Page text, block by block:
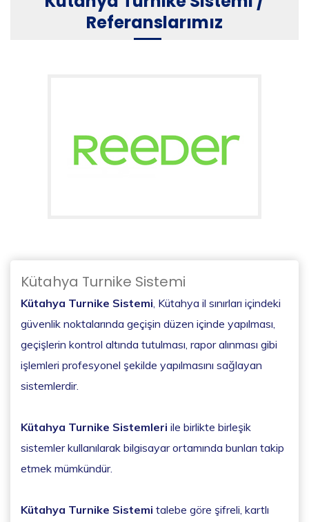
Referanslarımız
Kütahya Turnike Sistemi
Kütahya Turnike Sistemi , Kütahya il sınırları içindeki
güvenlik noktalarında geçişin düzen içinde yapılması,
geçişlerin kontrol altında tutulması, rapor alınması gibi
işlemleri profesyonel şekilde yapılmasını sağlayan
sistemlerdir.
Kütahya Turnike Sistemleri ile birlikte birleşik
sistemler kullanılarak bilgisayar ortamında bunları takip
etmek mümkündür.
Kütahya Turnike Sistemi talebe göre şifreli, kartlı